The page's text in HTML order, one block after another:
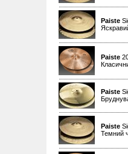
Paiste
Paiste
Paiste
Paiste
Темний